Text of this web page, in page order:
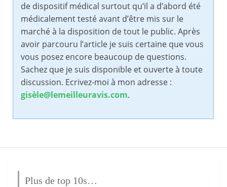
de dispositif médical surtout qu’il a d’abord été
médicalement testé avant d’être mis sur le
marché à la disposition de tout le public. Après
avoir parcouru l’article je suis certaine que vous
vous posez encore beaucoup de questions.
Sachez que je suis disponible et ouverte à toute
discussion. Ecrivez-moi à mon adresse :
gisèle@lemeilleuravis.com.
Plus de top 10s…